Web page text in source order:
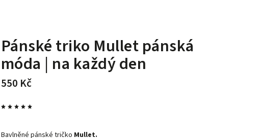
Pánské triko Mulletpánská
móda | na každý den
550 Kč
Bavlněné pánské tričko Mullet.